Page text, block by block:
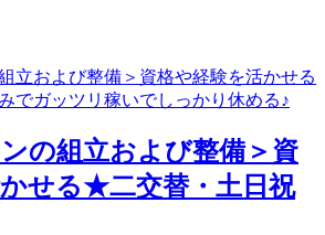
の組立および整備＞資
せる★二交替・土日祝